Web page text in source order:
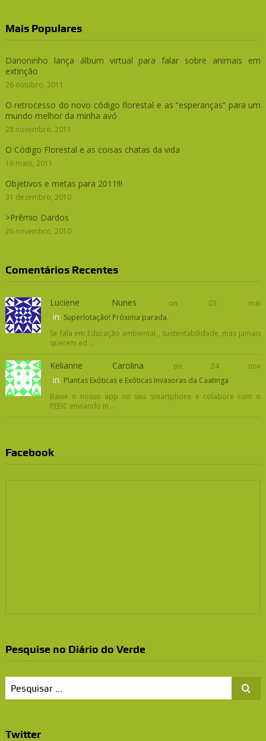
Mais Populares
Danoninho lança álbum virtual para falar sobre animais em
extinção
26 outubro, 2011
O retrocesso do novo código florestal e as “esperanças” para um
mundo melhor da minha avó
28 novembro, 2011
O Código Florestal e as coisas chatas da vida
16 maio, 2011
Objetivos e metas para 2011!!!
31 dezembro, 2010
>Prêmio Dardos
26 novembro, 2010
Comentários Recentes
Luciene Nunes on 03 mai
in: Superlotação! Próxima parada.
Se fala em Educação ambiental , Sustentabilidade, mas jamais
querem ed ...
Kelianne Carolina on 24 nov
in: Plantas Exóticas e Exóticas Invasoras da Caatinga
Baixe o nosso app no seu smartphone e colabore com o
PEEIC enviando in ...
Facebook
Pesquise no Diário do Verde
Twitter